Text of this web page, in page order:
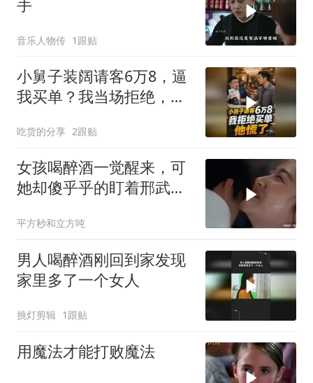
手
音乐人物传 1跟贴
小舅子装阔请客6万8，逼
我买单？我当场拒绝，他
吃货的分享 2跟贴
女孩喝醉酒一觉醒来，可
她却傻乎乎的盯着邢武的
平方秒和立方吨
男人喝醉酒刚回到家发现
家里多了一个女人
挑灯剪辑 1跟贴
用魔法才能打败魔法